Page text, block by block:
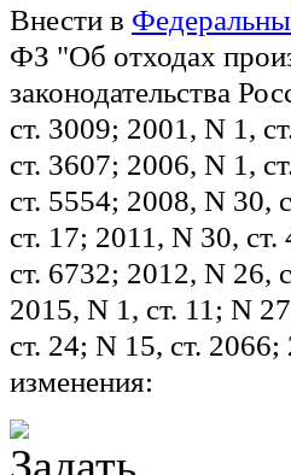
Внести в
ФЗ "Об отходах
законодательства
ст. 3009; 2001, N 1,
ст. 3607; 2006, N 1,
ст. 5554; 2008, N 30,
ст. 17; 2011, N 30,
ст. 6732; 2012, N 26,
2015, N 1, ст. 11; N
ст. 24; N 15, ст.
изменения: